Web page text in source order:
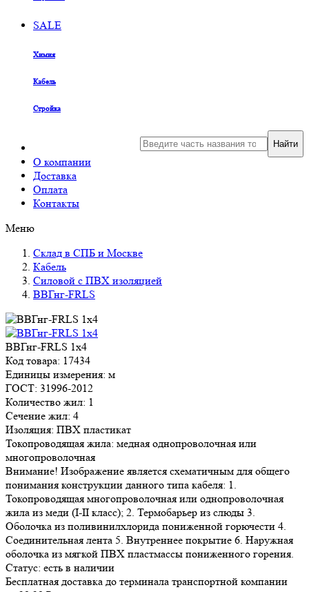
SALE
Химия
Кабель
Стройка
О компании
Доставка
Оплата
Контакты
Найти
Меню
Склад в СПБ и Москве
Кабель
Силовой с ПВХ изоляцией
ВВГнг-FRLS
ВВГнг-FRLS 1х4
Код товара: 17434
Единицы измерения: м
ГОСТ: 31996-2012
Количество жил: 1
Сечение жил: 4
Изоляция: ПВХ пластикат
Токопроводящая жила: медная однопроволочная или
многопроволочная
Внимание! Изображение является схематичным для общего
понимания конструкции данного типа кабеля: 1.
Токопроводящая многопроволочная или однопроволочная
жила из меди (I-II класс); 2. Термобарьер из слюды 3.
Оболочка из поливинилхлорида пониженной горючести 4.
Соединительная лента 5. Внутреннее покрытие 6. Наружная
оболочка из мягкой ПВХ пластмассы пониженного горения.
Статус: есть в наличии
Бесплатная доставка до терминала транспортной компании